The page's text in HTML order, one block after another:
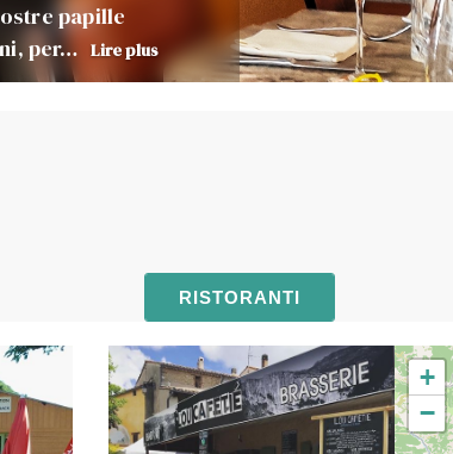
papille
per… Lire plus
RISTORANTI
a
Lou Cafetié è il punto
d'incontro per gli scalatori e gli
escursionisti che vogliono
+
−